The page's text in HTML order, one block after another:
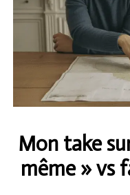
Mon take
même » vs